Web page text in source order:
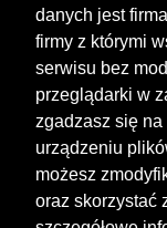
danych jest
firmy z którymi
serwisu bez
przeglądarki w
zgadzasz się
urządzeniu
możesz
oraz skorzystać
© 2026 by MotoWhizzer.com
All rights reserved.